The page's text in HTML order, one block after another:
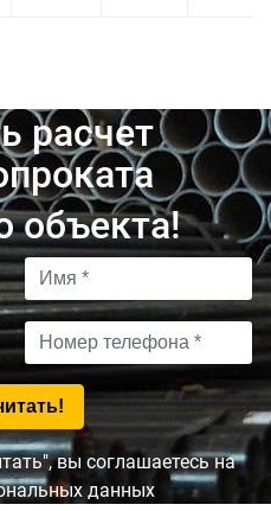
расчет
объекта!
вы соглашаетесь на
данных